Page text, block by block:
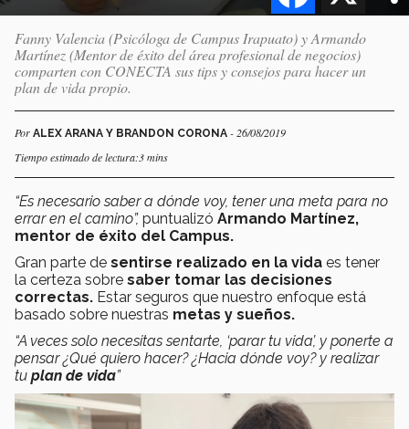
Fanny Valencia (Psicóloga de Campus Irapuato) y Armando
Martínez (Mentor de éxito del área profesional de negocios)
comparten con CONECTA sus tips y consejos para hacer un
plan de vida propio.
Por ALEX ARANA Y BRANDON CORONA - 26/08/2019
Tiempo estimado de lectura:3 mins
“Es necesario saber a dónde voy, tener una meta para no
errar en el camino”, puntualizó Armando Martínez,
mentor de éxito del Campus.
Gran parte de sentirse realizado en la vida es tener
la certeza sobre saber tomar las decisiones
correctas. Estar seguros que nuestro enfoque está
basado sobre nuestras metas y sueños.
“A veces solo necesitas sentarte, ‘parar tu vida’, y ponerte a
pensar ¿Qué quiero hacer? ¿Hacia dónde voy? y realizar
tu plan de vida”